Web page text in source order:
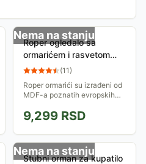
Nema na stanju
Roper ogledalo sa
ormarićem i rasvetom
Classic 650A3
(11)
Roper ormarići su izrađeni od
MDF-a poznatih evropskih
kvaliteta
9,299 RSD
Nema na stanju
Stubni orman za kupatilo